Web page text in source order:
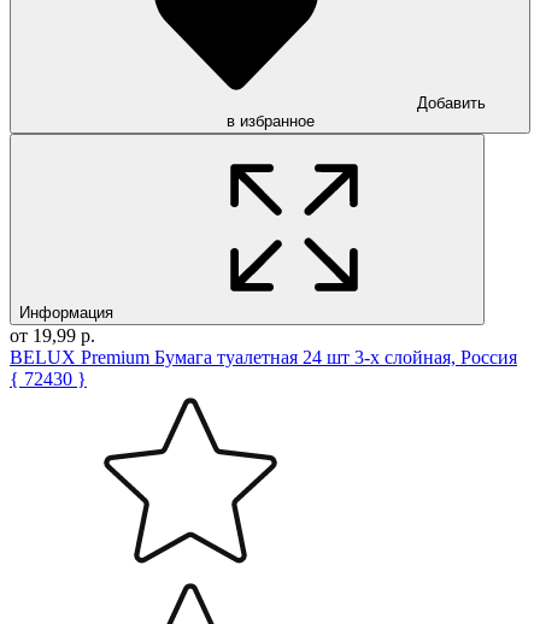
Добавить
в избранное
Информация
от 19,99 р.
BELUX Premium Бумага туалетная 24 шт 3-х слойная, Россия
{ 72430 }